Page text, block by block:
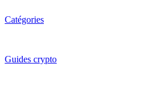
Catégories
Guides crypto